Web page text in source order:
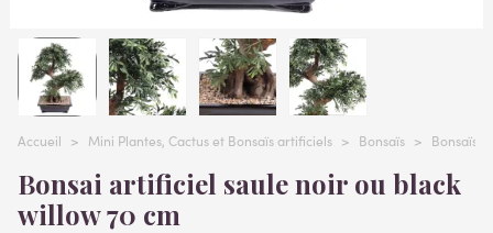
Accueil > Mini Plantes, Cactus et Bonsaïs artificiels > Bonsaïs > Bonsaïs
Bonsai artificiel saule noir ou black
willow 70 cm